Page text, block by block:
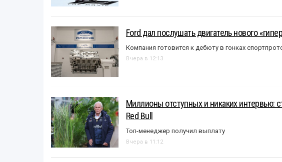
Ford дал послушать двигатель нового
Компания готовится к дебюту в гонках
Вчера в 12:13
Миллионы отступных и никаких интервью:
Red Bull
Топ-менеджер получил выплату
Вчера в 11:12